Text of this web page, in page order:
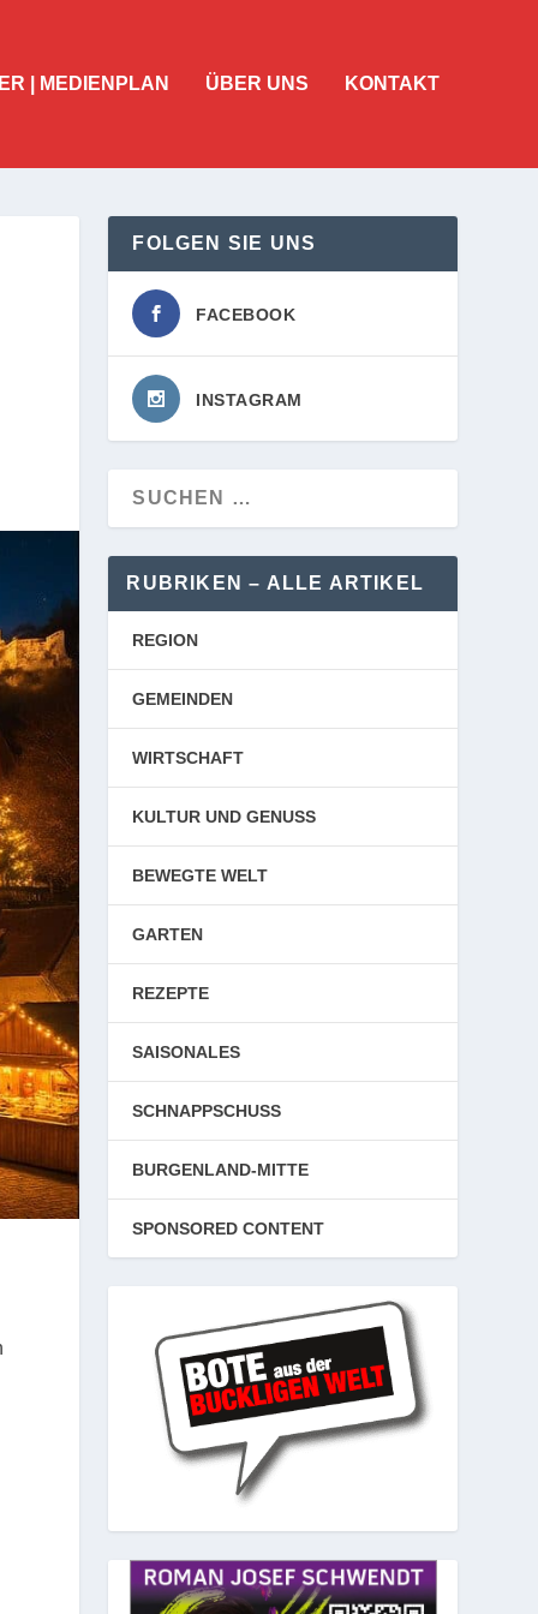
| MEDIENPLAN ÜBER UNS KONTAKT
FOLGEN SIE UNS
FACEBOOK
INSTAGRAM
RUBRIKEN – ALLE ARTIKEL
REGION
GEMEINDEN
WIRTSCHAFT
KULTUR UND GENUSS
BEWEGTE WELT
GARTEN
REZEPTE
SAISONALES
SCHNAPPSCHUSS
BURGENLAND-MITTE
SPONSORED CONTENT